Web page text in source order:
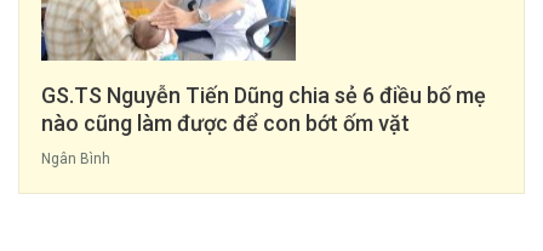
GS.TS Nguyễn Tiến Dũng chia sẻ 6 điều bố mẹ
nào cũng làm được để con bớt ốm vặt
Ngân Bình